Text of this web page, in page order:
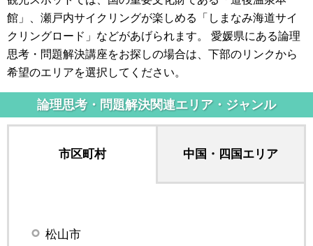
館」、瀬戸内サイクリングが楽しめる「しまなみ海道サイ
クリングロード」などがあげられます。 愛媛県にある論理
思考・問題解決講座をお探しの場合は、下部のリンクから
希望のエリアを選択してください。
論理思考・問題解決関連エリア・ジャンル
市区町村
松山市
中国・四国エリア